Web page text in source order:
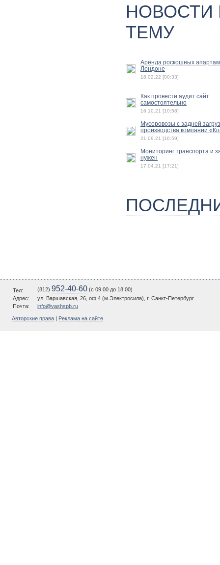
ТЕМУ
Аренда роскошных
Лондоне
18.02.22 [00:33]
Как провести аудит сайт
самостоятельно
16.10.21 [10:58]
Мусоровозы с задней
производства компании
21.09.21 [16:59]
Мониторинг транспорта и
нужен
17.04.21 [17:21]
Тел: (812) 952-40-60 (c 09.00 до 18.00)
Адрес:
ул. Варшавская, 26, оф.4 (м.Электросила), г. Санкт-Петербург
Почта:
info@vashspb.ru
Авторские права Реклама на сайте